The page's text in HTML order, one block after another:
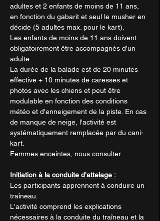
adultes et 2 enfants de moins de 11 ans,
en fonction du gabarit et seul le musher en
décide (5 adultes max. pour le kart).
Les enfants de moins de 11 ans doivent
obligatoirement être accompagnés d'un
adulte.
La durée de la balade est de 20 minutes
effective + 10 minutes de caresses et
photos avec les chiens et peut être
modulable en fonction des conditions
météo et d'enneigement de la piste. En cas
de manque de neige, l'activité est
systématiquement remplacée par du cani-
kart.
Femmes enceintes, nous consulter.
Initiation à la conduite d'attelage :
Les participants apprennent à conduire un
traîneau.
L'activité comprend les explications
nécessaires à la conduite du traîneau et la